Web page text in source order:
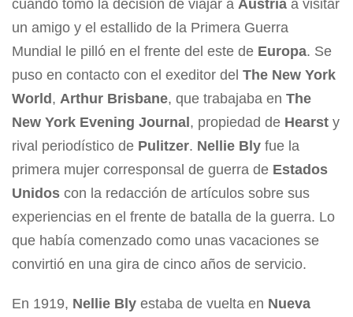
cuando tomó la decisión de viajar a Austria a visitar
un amigo y el estallido de la Primera Guerra
Mundial le pilló en el frente del este de Europa. Se
puso en contacto con el exeditor del The New York
World, Arthur Brisbane, que trabajaba en The
New York Evening Journal, propiedad de Hearst y
rival periodístico de Pulitzer. Nellie Bly fue la
primera mujer corresponsal de guerra de Estados
Unidos con la redacción de artículos sobre sus
experiencias en el frente de batalla de la guerra. Lo
que había comenzado como unas vacaciones se
convirtió en una gira de cinco años de servicio.
En 1919, Nellie Bly estaba de vuelta en Nueva